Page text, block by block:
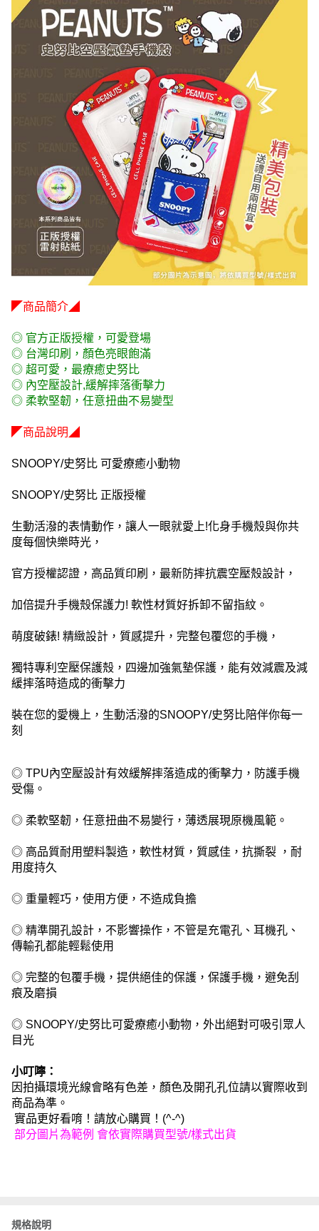
◤商品簡介◢
◎ 官方正版授權，可愛登場
◎ 台灣印刷，顏色亮眼飽滿
◎ 超可愛，最療癒史努比
◎ 內空壓設計,緩解摔落衝擊力
◎ 柔軟堅韌，任意扭曲不易變型
◤商品說明◢
SNOOPY/史努比 可愛療癒小動物
SNOOPY/史努比 正版授權
生動活潑的表情動作，讓人一眼就愛上!化身手機殼與你共
度每個快樂時光，
官方授權認證，高品質印刷，最新防摔抗震空壓殼設計，
加倍提升手機殼保護力! 軟性材質好拆卸不留指紋。
萌度破錶! 精緻設計，質感提升，完整包覆您的手機，
獨特專利空壓保護殼，四邊加強氣墊保護，能有效減震及減
緩摔落時造成的衝擊力
裝在您的愛機上，生動活潑的SNOOPY/史努比陪伴你每一
刻
◎ TPU內空壓設計有效緩解摔落造成的衝擊力，防護手機
受傷。
◎ 柔軟堅韌，任意扭曲不易變行，薄透展現原機風範。
◎ 高品質耐用塑料製造，軟性材質，質感佳，抗撕裂 ，耐
用度持久
◎ 重量輕巧，使用方便，不造成負擔
◎ 精準開孔設計，不影響操作，不管是充電孔、耳機孔、
傳輸孔都能輕鬆使用
◎ 完整的包覆手機，提供絕佳的保護，保護手機，避免刮
痕及磨損
◎ SNOOPY/史努比可愛療癒小動物，外出絕對可吸引眾人
目光
小叮嚀：
因拍攝環境光線會略有色差，顏色及開孔孔位請以實際收到
商品為準。
實品更好看唷！請放心購買！(^-^)
部分圖片為範例 會依實際購買型號/樣式出貨
規格說明